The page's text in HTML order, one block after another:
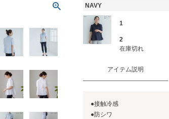
NAVY
1
2
在庫切れ
アイテム説明
●接触冷感
●防シワ